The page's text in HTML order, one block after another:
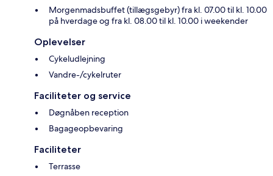
Morgenmadsbuffet (tillægsgebyr) fra kl. 07.00 til kl. 10.00
på hverdage og fra kl. 08.00 til kl. 10.00 i weekender
Oplevelser
Cykeludlejning
Vandre-/cykelruter
Faciliteter og service
Døgnåben reception
Bagageopbevaring
Faciliteter
Terrasse